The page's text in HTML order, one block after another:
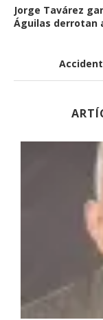
Jorge Tavárez
Águilas derrotan